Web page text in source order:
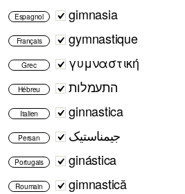
Espagnol gimnasia
Français gymnastique
Grec γυμναστική
Hébreu התעמלות
Italien ginnastica
Persan جیمناستیک
Portugais ginástica
Roumain gimnastică